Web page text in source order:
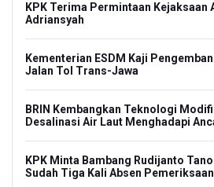
KPK Terima Permintaan Kejaksaan
Adriansyah
Kementerian ESDM Kaji
Jalan Tol Trans-Jawa
BRIN Kembangkan Teknologi
Desalinasi Air Laut Menghadapi
KPK Minta Bambang Rudijanto
Sudah Tiga Kali Absen Pemeriksaan